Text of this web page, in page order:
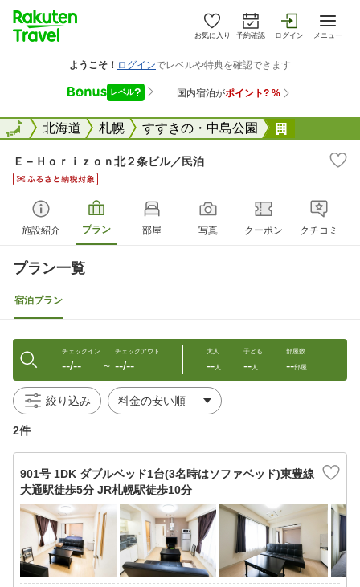
お気に入り 予約確認 ログイン メニュー
全国北海道 札幌 すすきの・中島公園
全国
Ｅ－Ｈｏｒｉｚｏｎ北２条ビル／民泊
施設紹介 プラン 部屋 写真 クーポン クチコミ
プラン一覧
宿泊プラン
チェックイン
--/-- 〜
チェックアウト
--/--
大人
--人
子ども
--人
部屋数
--部屋
絞り込み
2件
901号 1DK ダブルベッド1台(3名時はソファベッド)東豊線
大通駅徒歩5分 JR札幌駅徒歩10分